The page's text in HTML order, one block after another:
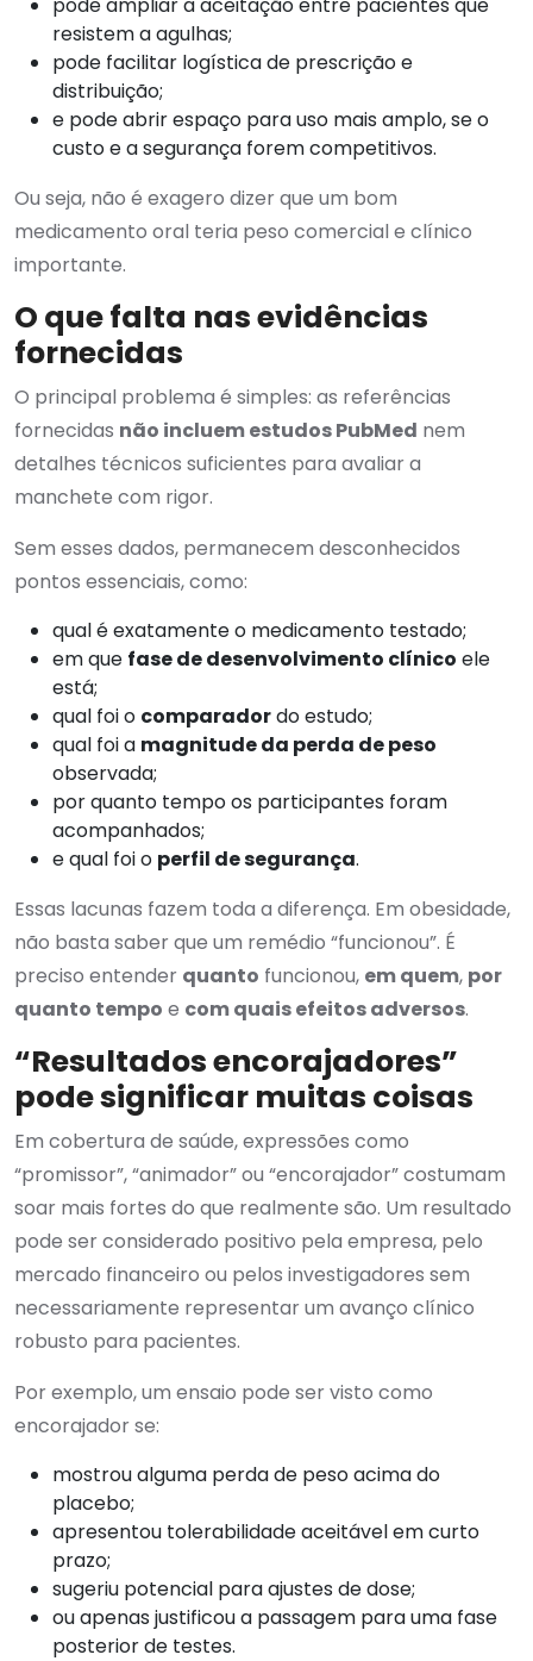
resistem a agulhas;
pode facilitar logística de prescrição e
distribuição;
e pode abrir espaço para uso mais amplo, se o
custo e a segurança forem competitivos.
Ou seja, não é exagero dizer que um bom
medicamento oral teria peso comercial e clínico
importante.
O que falta nas evidências
fornecidas
O principal problema é simples: as referências
fornecidas não incluem estudos PubMed nem
detalhes técnicos suficientes para avaliar a
manchete com rigor.
Sem esses dados, permanecem desconhecidos
pontos essenciais, como:
qual é exatamente o medicamento testado;
em que fase de desenvolvimento clínico ele
está;
qual foi o comparadordo estudo;
qual foi a magnitude da perda de peso
observada;
por quanto tempo os participantes foram
acompanhados;
e qual foi o perfil de segurança.
Essas lacunas fazem toda a diferença. Em obesidade,
não basta saber que um remédio “funcionou”. É
preciso entender quanto funcionou, em quem, por
quanto tempo e com quais efeitos adversos.
“Resultados encorajadores”
pode significar muitas coisas
Em cobertura de saúde, expressões como
“promissor”, “animador” ou “encorajador” costumam
soar mais fortes do que realmente são. Um resultado
pode ser considerado positivo pela empresa, pelo
mercado financeiro ou pelos investigadores sem
necessariamente representar um avanço clínico
robusto para pacientes.
Por exemplo, um ensaio pode ser visto como
encorajador se:
mostrou alguma perda de peso acima do
placebo;
apresentou tolerabilidade aceitável em curto
prazo;
sugeriu potencial para ajustes de dose;
ou apenas justificou a passagem para uma fase
posterior de testes.